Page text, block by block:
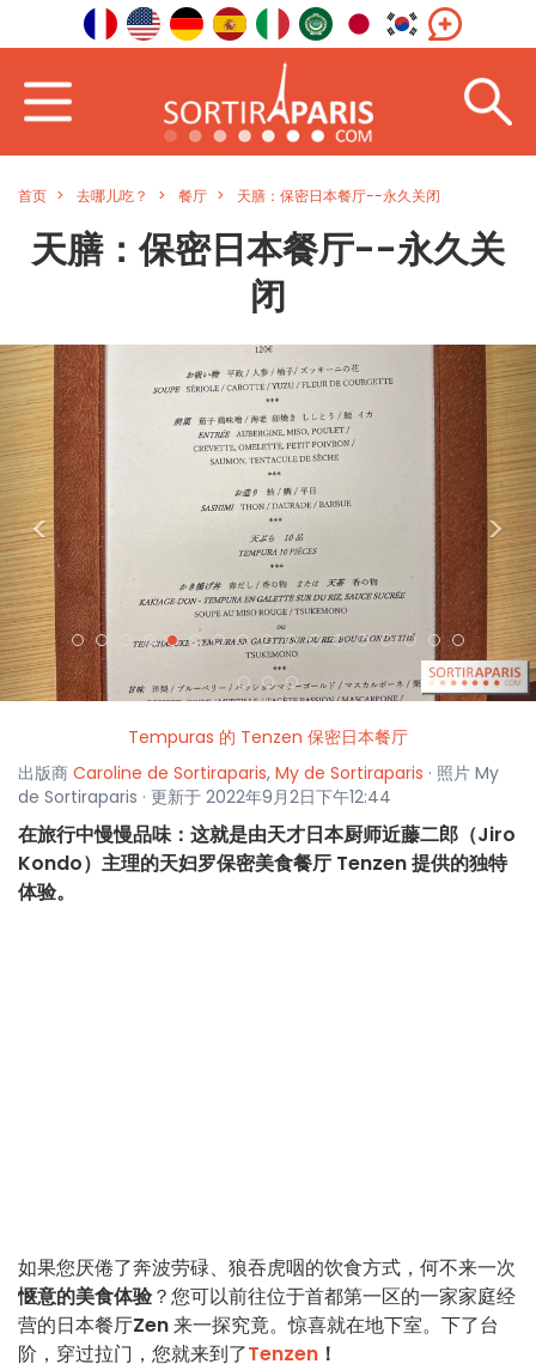
首页 去哪儿吃？ 餐厅 天膳：保密日本餐厅--永久关闭
天膳：保密日本餐厅--永久关
闭
< >
Tempuras 的 Tenzen 保密日本餐厅
出版商 Caroline de Sortiraparis, My de Sortiraparis · 照片 My
de Sortiraparis · 更新于 2022年9月2日下午12:44
在旅行中慢慢品味：这就是由天才日本厨师近藤二郎（Jiro
Kondo）主理的天妇罗保密美食餐厅 Tenzen 提供的独特
体验。
如果您厌倦了奔波劳碌、狼吞虎咽的饮食方式，何不来一次
惬意的美食体验？您可以前往位于首都第一区的一家家庭经
营的日本餐厅Zen来一探究竟。惊喜就在地下室。下了台
阶，穿过拉门，您就来到了Tenzen ！